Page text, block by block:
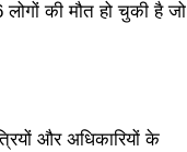
की मौत हो चुकी है जो
और अधिकारियों के